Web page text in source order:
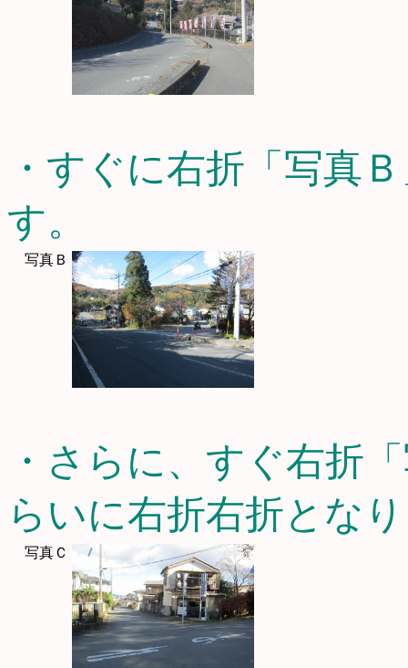
・すぐに右折「写真
す。
写真Ｂ
・さらに、すぐ右折
らいに右折右折とな
写真Ｃ